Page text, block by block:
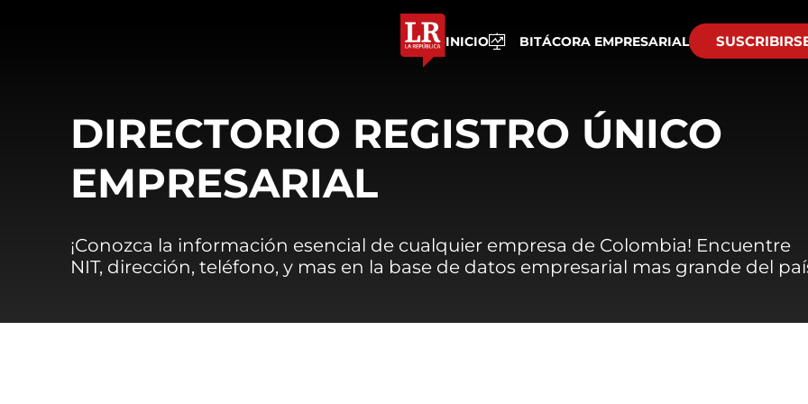
INICIO BITÁCORA EMPRESARIAL
DIRECTORIO REGISTRO ÚNICO
EMPRESARIAL
¡Conozca la información esencial de cualquier empresa de Colombia! Encuentre
NIT, dirección, teléfono, y mas en la base de datos empresarial mas grande del